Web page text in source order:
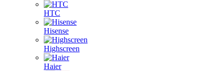
HTC
Hisense
Highscreen
Haier